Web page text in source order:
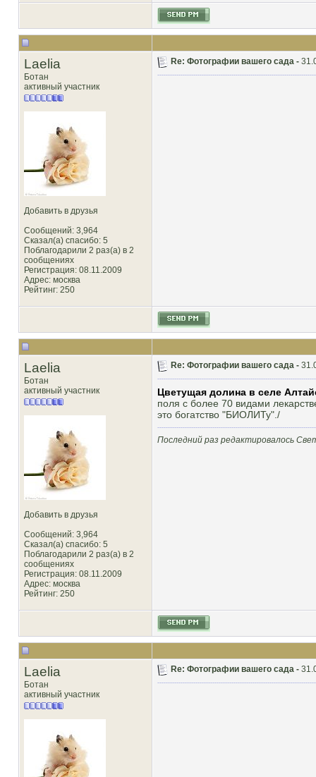
Laelia
Ботан
активный участник
Добавить в друзья
Сообщений: 3,964
Сказал(а) спасибо: 5
Поблагодарили 2 раз(а) в 2
сообщениях
Регистрация: 08.11.2009
Адрес: москва
Рейтинг: 250
Re: Фотографии вашего сада -
Laelia
Ботан
активный участник
Добавить в друзья
Сообщений: 3,964
Сказал(а) спасибо: 5
Поблагодарили 2 раз(а) в 2
сообщениях
Регистрация: 08.11.2009
Адрес: москва
Рейтинг: 250
Re: Фотографии вашего сада -
Цветущая долина в селе
поля с более 70 видами
это богатство "БИОЛИТу". /
Последний раз редактировалось
Laelia
Ботан
активный участник
Re: Фотографии вашего сада -